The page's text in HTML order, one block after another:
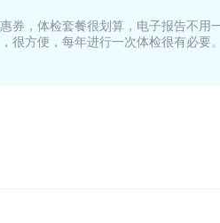
上活动有优惠券，体检套餐很划算，电
期就出来了，很方便，每年进行一次体